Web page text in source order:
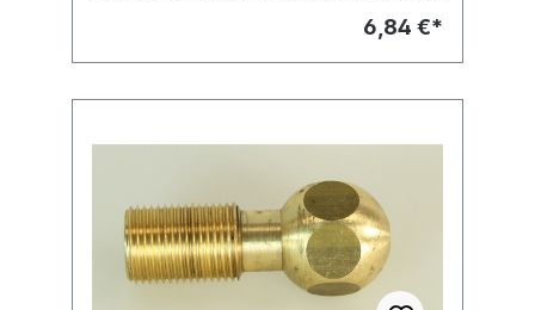
102.0763 zu Mod. 43A (bis Bj. 04.2012)
6,84 €*